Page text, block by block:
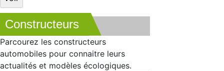
Constructeurs
Parcourez les constructeurs
automobiles pour connaitre leurs
actualités et modèles écologiques.